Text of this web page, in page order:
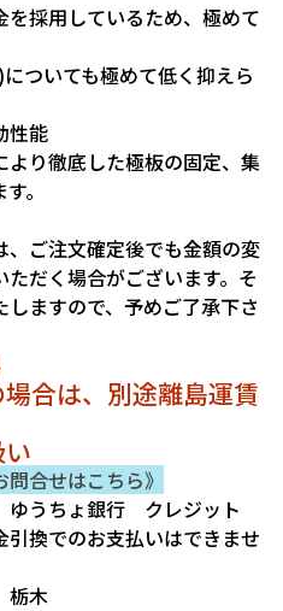
採用しているため、極めて
ついても極めて低く抑えら
性能
り徹底した極板の固定、集
。
ご注文確定後でも金額の変
だく場合がございます。そ
ますので、予めご了承下さ
合は、別途離島運賃
合せはこちら》
ゆうちょ銀行 クレジット
換でのお支払いはできませ
栃木